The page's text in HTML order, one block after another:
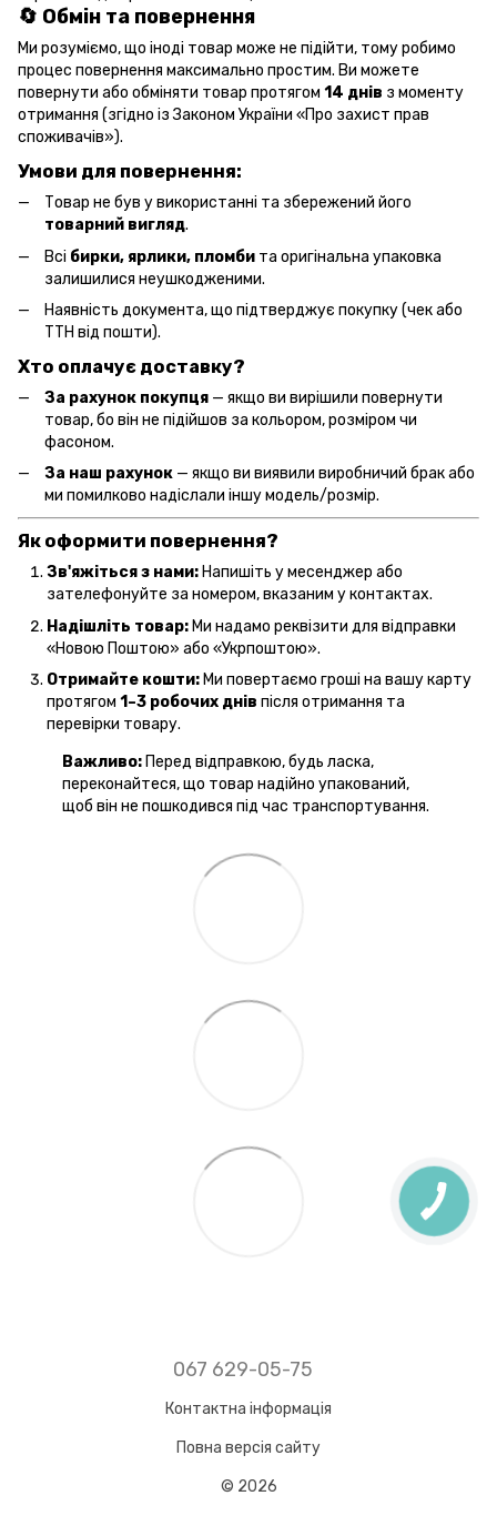
🔄 Обмін та повернення
Ми розуміємо, що іноді товар може не підійти, тому робимо
процес повернення максимально простим. Ви можете
повернути або обміняти товар протягом 14 днів з моменту
отримання (згідно із Законом України «Про захист прав
споживачів»).
Умови для повернення:
Товар не був у використанні та збережений його
товарний вигляд.
Всі бирки, ярлики, пломби та оригінальна упаковка
залишилися неушкодженими.
Наявність документа, що підтверджує покупку (чек або
ТТН від пошти).
Хто оплачує доставку?
За рахунок покупця — якщо ви вирішили повернути
товар, бо він не підійшов за кольором, розміром чи
фасоном.
За наш рахунок — якщо ви виявили виробничий брак або
ми помилково надіслали іншу модель/розмір.
Як оформити повернення?
Зв'яжіться з нами: Напишіть у месенджер або
зателефонуйте за номером, вказаним у контактах.
Надішліть товар: Ми надамо реквізити для відправки
«Новою Поштою» або «Укрпоштою».
Отримайте кошти: Ми повертаємо гроші на вашу карту
протягом 1–3 робочих днів після отримання та
перевірки товару.
Важливо: Перед відправкою, будь ласка,
переконайтеся, що товар надійно упакований,
щоб він не пошкодився під час транспортування.
067 629-05-75
Контактна інформація
Повна версія сайту
© 2026